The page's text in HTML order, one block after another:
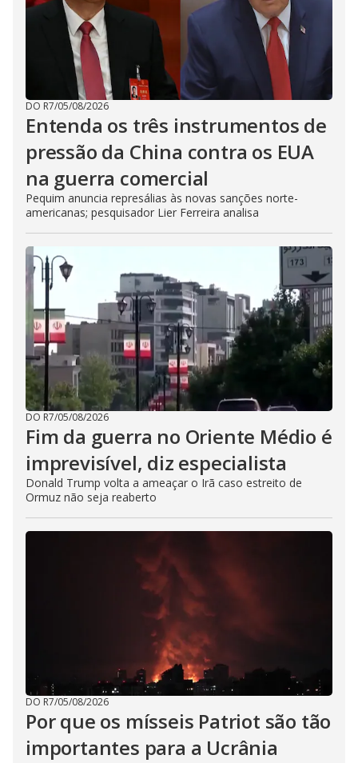
DO R7/05/08/2026
Entenda os três instrumentos de
pressão da China contra os EUA
na guerra comercial
Pequim anuncia represálias às novas sanções norte-
americanas; pesquisador Lier Ferreira analisa
DO R7/05/08/2026
Fim da guerra no Oriente Médio é
imprevisível, diz especialista
Donald Trump volta a ameaçar o Irã caso estreito de
Ormuz não seja reaberto
DO R7/05/08/2026
Por que os mísseis Patriot são tão
importantes para a Ucrânia